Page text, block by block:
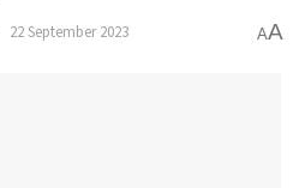
22 September 2023 AA